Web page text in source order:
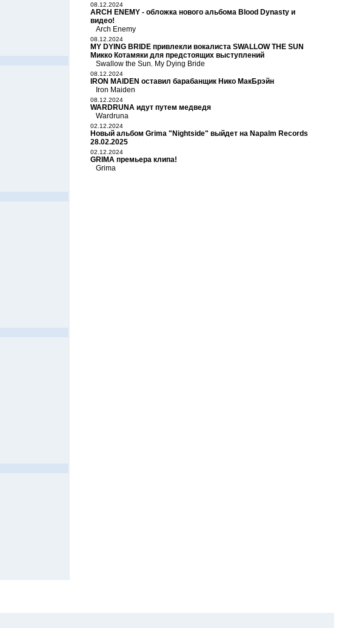
08.12.2024
ARCH ENEMY - обложка нового альбома Blood Dynasty и
видео!
Arch Enemy
08.12.2024
MY DYING BRIDE привлекли вокалиста SWALLOW THE SUN
Микко Котамяки для предстоящих выступлений
Swallow the Sun
My Dying Bride
08.12.2024
IRON MAIDEN оставил барабанщик Нико МакБрэйн
Iron Maiden
08.12.2024
WARDRUNA идут путем медведя
Wardruna
02.12.2024
Новый альбом Grima "Nightside" выйдет на Napalm Records
28.02.2025
02.12.2024
GRIMA премьера клипа!
Grima